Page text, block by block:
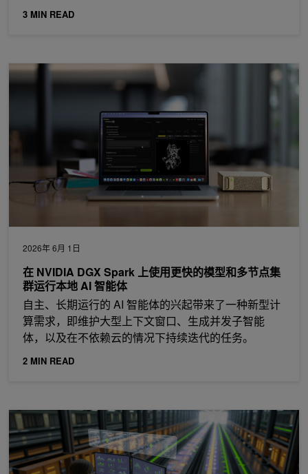
3 MIN READ
2026年 6月 1日
在 NVIDIA DGX Spark 上使用更快的模型和多节点集
群运行本地 AI 智能体
自主、长期运行的 AI 智能体的兴起带来了一种新型计
算需求，即维护大型上下文窗口、生成并发子智能
体，以及在不依赖云的情况下持续迭代的任务。
2 MIN READ
在 NVIDIA DGX Spark 上使用更快的模型和多节点集群运行本地
使用统一服务和实时 AI 加速 AI 工厂的词元生产